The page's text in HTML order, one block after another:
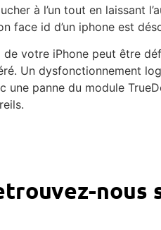
à l’un tout en laissant
face id d’un iphone est
votre iPhone peut être
Un dysfonctionnement
une panne du module
nous